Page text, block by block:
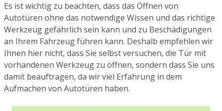
Es ist wichtig zu beachten, dass das Öffnen von
Autotüren ohne das notwendige Wissen und das richtige
Werkzeug gefährlich sein kann und zu Beschädigungen
an Ihrem Fahrzeug führen kann. Deshalb empfehlen wir
Ihnen hier nicht, dass Sie selbst versuchen, die Tür mit
vorhandenen Werkzeug zu öffnen, sondern dass Sie uns
damit beauftragen, da wir viel Erfahrung in dem
Aufmachen von Autotüren haben.